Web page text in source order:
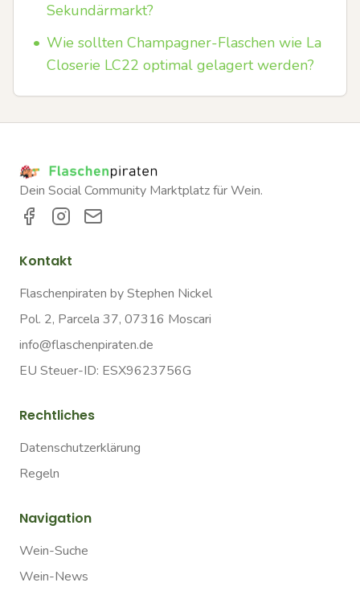
Sekundärmarkt?
• Wie sollten Champagner-Flaschen wie La
Closerie LC22 optimal gelagert werden?
Dein Social Community Marktplatz für Wein.
Kontakt
Flaschenpiraten by Stephen Nickel
Pol. 2, Parcela 37, 07316 Moscari
info@flaschenpiraten.de
EU Steuer-ID: ESX9623756G
Rechtliches
Datenschutzerklärung
Regeln
Navigation
Wein-Suche
Wein-News